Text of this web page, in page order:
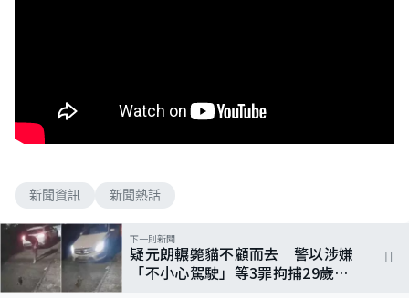
新聞資訊 新聞熱話
下一則新聞
疑元朗輾斃貓不顧而去 警以涉嫌
「不小心駕駛」等3罪拘捕29歲男